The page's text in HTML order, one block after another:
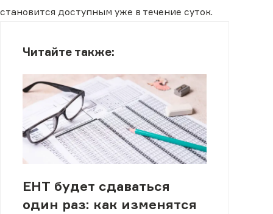
становится доступным уже в течение суток.
Читайте также:
ЕНТ будет сдаваться
один раз: как изменятся